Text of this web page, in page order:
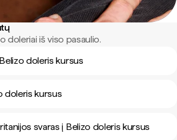
doleriai iš viso pasaulio.
doleris kursus
doleris kursus
svaras į Belizo doleris kursus